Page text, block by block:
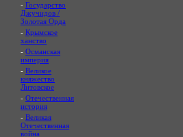
- Государство
Джучидов /
Золотая Орда
- Крымское
ханство
- Османская
империя
- Великое
княжество
Литовское
- Отечественная
история
- Великая
Отечественная
война